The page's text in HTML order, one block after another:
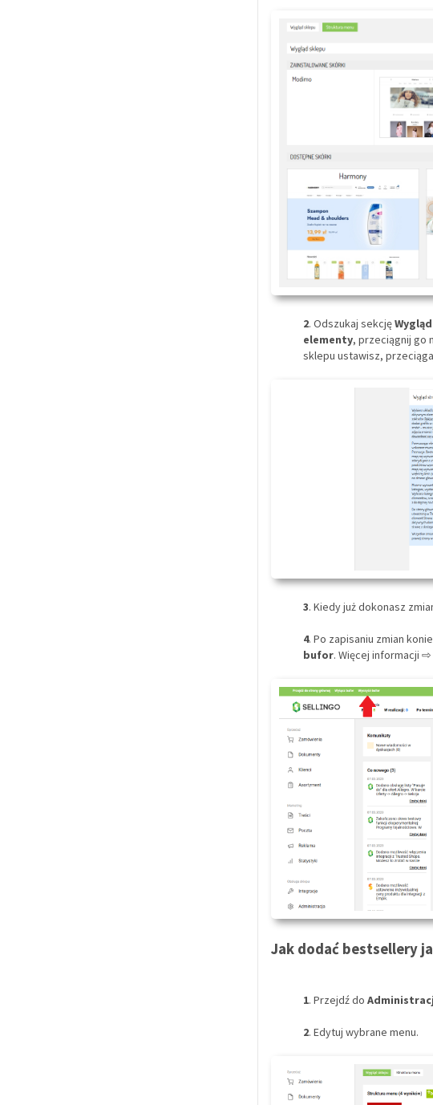
2. Odszukaj sekcję
elementy, przeciągnij go
sklepu ustawisz,
3. Kiedy już dokonasz
4. Po zapisaniu zmian
bufor. Więcej informacji ⇨
Jak dodać bestsellery
1. Przejdź do
2. Edytuj wybrane menu.